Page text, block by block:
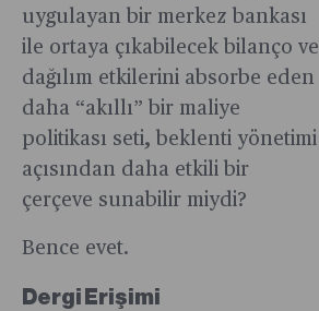
uygulayan bir merkez bankası
ile ortaya çıkabilecek bilanço ve
dağılım etkilerini absorbe eden
daha “akıllı” bir maliye
politikası seti, beklenti yönetimi
açısından daha etkili bir
çerçeve sunabilir miydi?
Bence evet.
Dergi Erişimi